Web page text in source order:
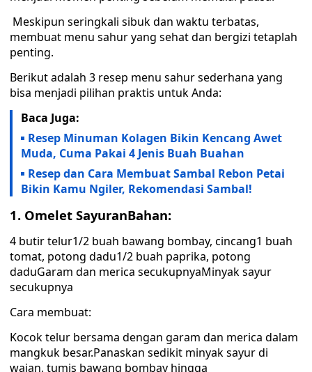
Meskipun seringkali sibuk dan waktu terbatas,
membuat menu sahur yang sehat dan bergizi tetaplah
penting.
Berikut adalah 3 resep menu sahur sederhana yang
bisa menjadi pilihan praktis untuk Anda:
Baca Juga:
Resep Minuman Kolagen Bikin Kencang Awet
Muda, Cuma Pakai 4 Jenis Buah Buahan
Resep dan Cara Membuat Sambal Rebon Petai
Bikin Kamu Ngiler, Rekomendasi Sambal!
1. Omelet SayuranBahan:
4 butir telur1/2 buah bawang bombay, cincang1 buah
tomat, potong dadu1/2 buah paprika, potong
daduGaram dan merica secukupnyaMinyak sayur
secukupnya
Cara membuat:
Kocok telur bersama dengan garam dan merica dalam
mangkuk besar.Panaskan sedikit minyak sayur di
wajan, tumis bawang bombay hingga